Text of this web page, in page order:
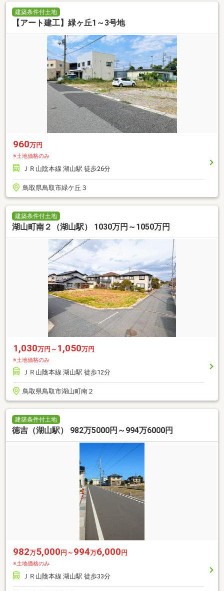
建築条件付土地
【アート建工】緑ヶ丘1～3号地
960万円
※土地価格のみ
ＪＲ山陰本線 湖山駅 徒歩26分
鳥取県鳥取市緑ケ丘３
建築条件付土地
湖山町南２（湖山駅） 1030万円～1050万円
1,030万円～ 1,050万円
※土地価格のみ
ＪＲ山陰本線 湖山駅 徒歩12分
鳥取県鳥取市湖山町南２
建築条件付土地
徳吉（湖山駅） 982万5000円～994万6000円
982万5,000 円～ 994万6,000 円
※土地価格のみ
ＪＲ山陰本線 湖山駅 徒歩33分